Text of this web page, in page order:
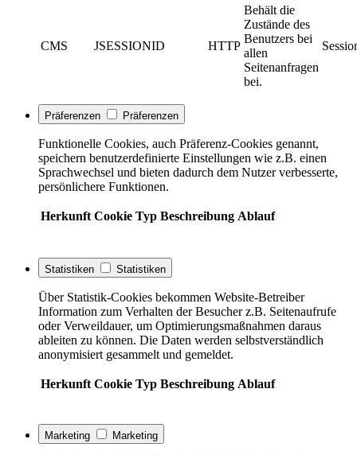
CMS JSESSIONID HTTP
Behält die
Zustände des
Benutzers bei
allen
Seitenanfragen
bei.
Präferenzen Präferenzen
Funktionelle Cookies, auch Präferenz-Cookies genannt,
speichern benutzerdefinierte Einstellungen wie z.B. einen
Sprachwechsel und bieten dadurch dem Nutzer verbesserte,
persönlichere Funktionen.
Herkunft Cookie Typ Beschreibung Ablauf
Statistiken Statistiken
Über Statistik-Cookies bekommen Website-Betreiber
Information zum Verhalten der Besucher z.B. Seitenaufrufe
oder Verweildauer, um Optimierungsmaßnahmen daraus
ableiten zu können. Die Daten werden selbstverständlich
anonymisiert gesammelt und gemeldet.
Herkunft Cookie Typ Beschreibung Ablauf
Marketing Marketing